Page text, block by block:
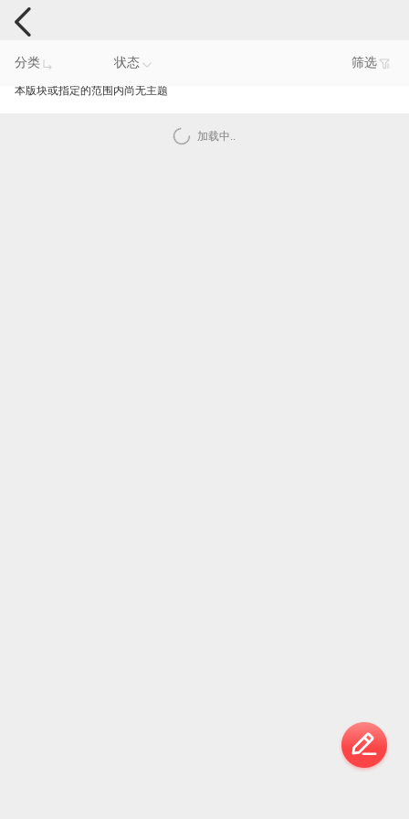
电脑反馈
分类 状态 筛选
本版块或指定的范围内尚无主题
加载中..